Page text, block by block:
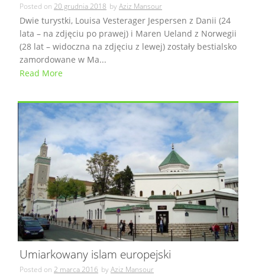
Posted on 20 grudnia 2018 byAziz Mansour
Dwie turystki, Louisa Vesterager Jespersen z Danii (24
lata – na zdjęciu po prawej) i Maren Ueland z Norwegii
(28 lat – widoczna na zdjęciu z lewej) zostały bestialsko
zamordowane w Ma...
Read More
Umiarkowany islam europejski
Posted on 2 marca 2016 byAziz Mansour